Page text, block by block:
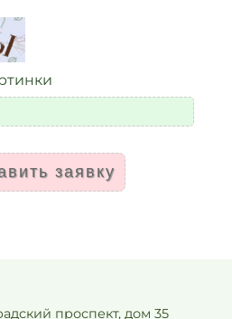
заявку
проспект, дом 35